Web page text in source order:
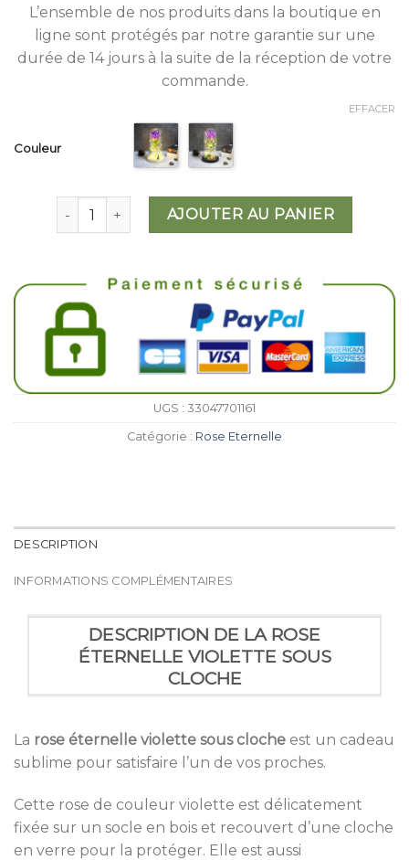
70,00€.34,90€.
L’ensemble de nos produits dans la boutique en
ligne sont protégés par notre garantie sur une
durée de 14 jours à la suite de la réception de votre
commande.
Couleur
EFFACER
quantité de Rose Eternelle Violette
AJOUTER AU PANIER
UGS : 33047701161
Catégorie : Rose Eternelle
DESCRIPTION
INFORMATIONS COMPLÉMENTAIRES
DESCRIPTION DE LA ROSE
ÉTERNELLE VIOLETTE SOUS
CLOCHE
La rose éternelle violette sous cloche est un cadeau
sublime pour satisfaire l’un de vos proches.
Cette rose de couleur violette est délicatement
fixée sur un socle en bois et recouvert d’une cloche
en verre pour la protéger. Elle est aussi